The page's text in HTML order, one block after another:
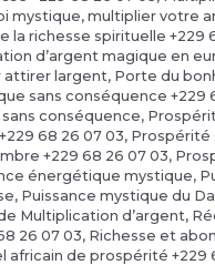
mystique, multiplier votre
la richesse spirituelle +229
d’argent magique en
attirer largent, Porte du
sans conséquence +229
conséquence,
68 26 07 03, Prospérité
+229 68 26 07 03,
énergétique mystique,
, Puissance mystique du
Multiplication d’argent,
26 07 03, Richesse et
africain de prospérité +229